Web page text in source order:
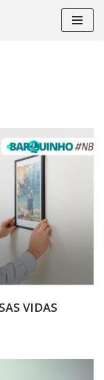
VIDAS